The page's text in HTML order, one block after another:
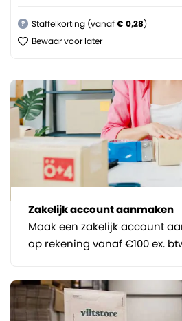
? Staffelkorting (vanaf€ 0,28)
Bewaar voor later
Zakelijk account aanmaken
Maak een zakelijk account
op rekening vanaf €100 ex.